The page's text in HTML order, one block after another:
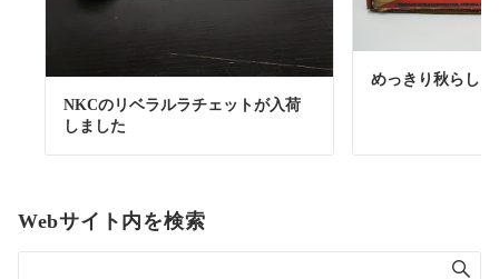
NKCのリベラルラチェットが入荷
しました
めっきり秋らし
Webサイト内を検索